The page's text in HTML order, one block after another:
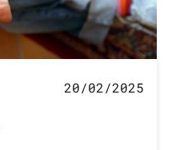
20/02/2025